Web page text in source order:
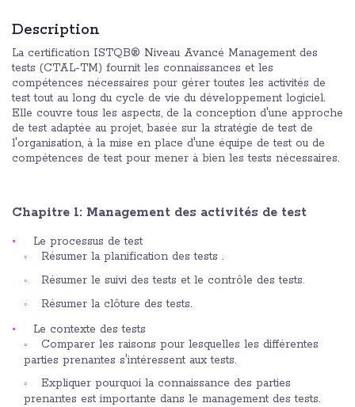
Description
La certification ISTQB® Niveau Avancé Management des
tests (CTAL-TM) fournit les connaissances et les
compétences nécessaires pour gérer toutes les activités de
test tout au long du cycle de vie du développement logiciel.
Elle couvre tous les aspects, de la conception d'une approche
de test adaptée au projet, basée sur la stratégie de test de
l'organisation, à la mise en place d'une équipe de test ou de
compétences de test pour mener à bien les tests nécessaires.
Chapitre 1: Management des activités de test
Le processus de test
Résumer la planification des tests .
Résumer le suivi des tests et le contrôle des tests.
Résumer la clôture des tests.
Le contexte des tests
Comparer les raisons pour lesquelles les différentes
parties prenantes s'intéressent aux tests.
Expliquer pourquoi la connaissance des parties
prenantes est importante dans le management des tests.